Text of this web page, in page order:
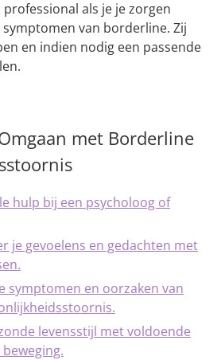
als je je zorgen
van borderline. Zij
en indien nodig een passende
met Borderline
hulp bij een psycholoog of
je gevoelens en gedachten met
symptomen en oorzaken van
levensstijl met voldoende